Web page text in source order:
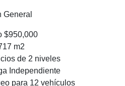
General
$950,000
m2
de 2 niveles
Independiente
para 12 vehículos